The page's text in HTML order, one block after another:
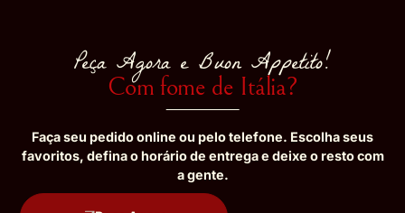
Peça Agora e Buon Appetito!
Com fome de Itália?
Faça seu pedido online ou pelo telefone. Escolha seus
favoritos, definao horário de entrega e deixe o resto com
a gente.